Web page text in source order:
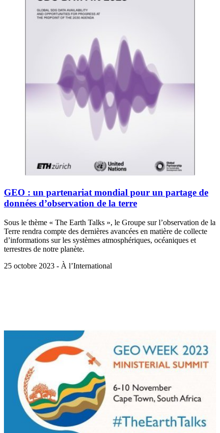
GEO : un partenariat mondial pour un partage de
données d’observation de la terre
Sous le thème « The Earth Talks », le Groupe sur l’observation de la
Terre rendra compte des dernières avancées en matière de collecte
d’informations sur les systèmes atmosphériques, océaniques et
terrestres de notre planète.
25 octobre 2023 - À l’International